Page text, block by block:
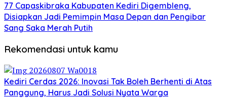
77 Capaskibraka Kabupaten Kediri Digembleng,
Disiapkan Jadi Pemimpin Masa Depan dan Pengibar
Sang Saka Merah Putih
Rekomendasi untuk kamu
Kediri Cerdas 2026: Inovasi Tak Boleh Berhenti di Atas
Panggung, Harus Jadi Solusi Nyata Warga